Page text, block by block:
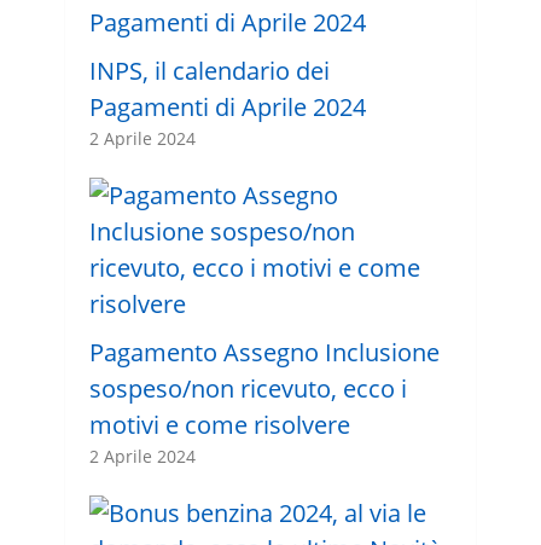
INPS, il calendario dei
Pagamenti di Aprile 2024
2 Aprile 2024
Pagamento Assegno Inclusione
sospeso/non ricevuto, ecco i
motivi e come risolvere
2 Aprile 2024